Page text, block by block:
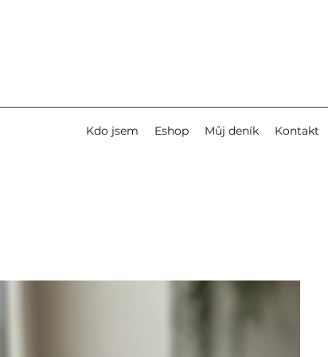
Kdo jsem Eshop Můj deník Kontakt